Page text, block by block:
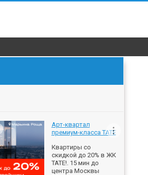
Арт-квартал
премиум-класса ТАТЕ
Квартиры со
скидкой до 20% в ЖК
ТАТЕ!. 15 мин до
центра Москвы